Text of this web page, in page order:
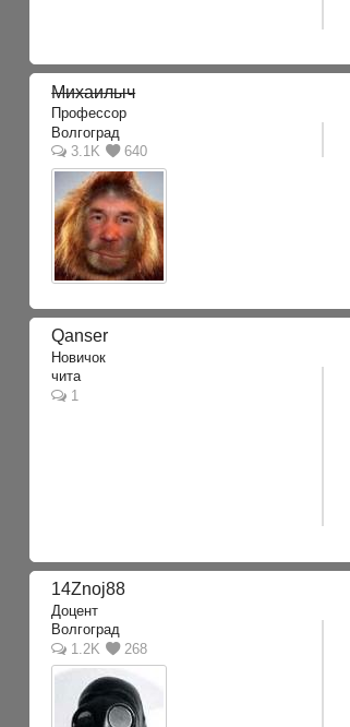
Михаилыч
Профессор
Волгоград
3.1K
640
Qanser
Новичок
чита
1
14Znoj88
Доцент
Волгоград
1.2K
268